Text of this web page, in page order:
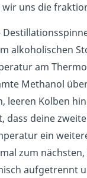
wir uns die
alkoholischen
am
Methanol
leeren Kolben
dass deine
ein
zum
aufgetrennt